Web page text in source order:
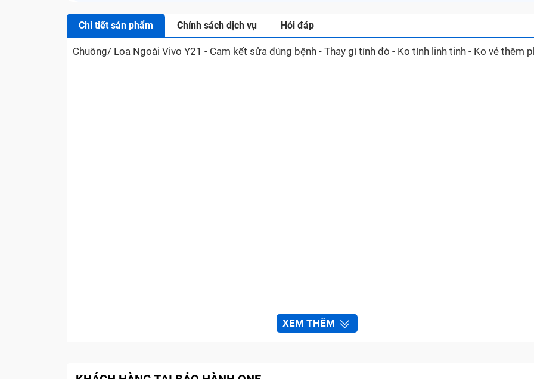
Chi tiết sản phẩm Chính sách dịch vụ Hỏi đáp
Chuông/ Loa Ngoài Vivo Y21 - Cam kết sửa đúng bệnh - Thay gì tính đó - Ko tính linh tinh - Ko vẻ thêm
XEM THÊM